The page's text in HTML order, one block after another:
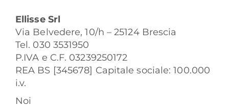
Ellisse Srl
Via Belvedere, 10/h – 25124 Brescia
Tel. 030 3531950
P.IVA e C.F. 03239250172
REA BS [345678] Capitale sociale: 100.000
i.v.
Noi